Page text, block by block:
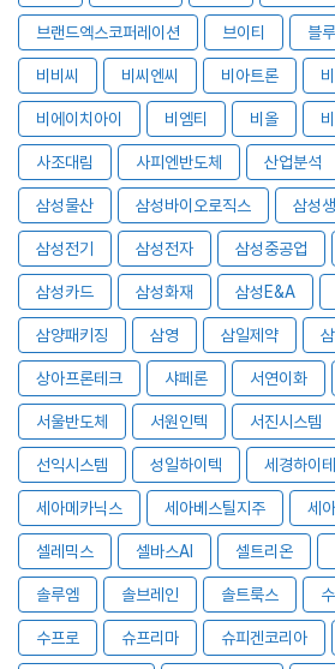
브랜드엑스코퍼레이션 브이티 블
비비씨 비씨엔씨 비아트론
비에이치아이 비엠티 비올
사조대림 사피엔반도체 산업분석
삼성물산 삼성바이오로직스 삼성
삼성전기 삼성전자 삼성중공업
삼성카드 삼성화재 삼성E&A
삼양패키징 삼영 삼일제약
상아프론테크 샤페론 서연이화
서울반도체 서원인텍 서진시스템
선익시스템 성일하이텍 세경하이
세아메카닉스 세아베스틸지주 세
셀레믹스 셀바스AI 셀트리온
솔루엠 솔브레인 솔트룩스
수프로 슈프리마 슈피겐코리아